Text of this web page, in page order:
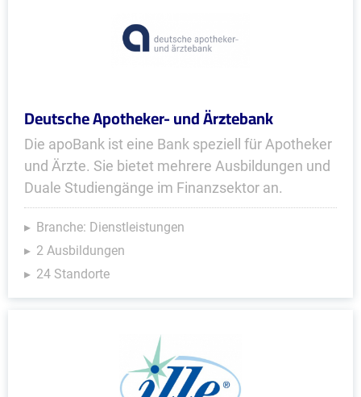
Deutsche Apotheker- und Ärztebank
Die apoBank ist eine Bank speziell für Apotheker
und Ärzte. Sie bietet mehrere Ausbildungen und
Duale Studiengänge im Finanzsektor an.
Branche: Dienstleistungen
2 Ausbildungen
24 Standorte